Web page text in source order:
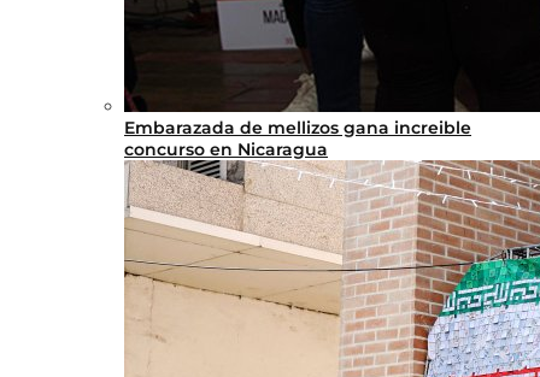
Embarazada de mellizos gana increible
concurso en Nicaragua